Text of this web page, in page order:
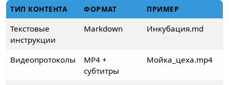
ТИП КОНТЕНТА ФОРМАТ ПРИМЕР
Текстовые
инструкции
Markdown Инкубация.md
Видеопротоколы
MP4 +
субтитры
Мойка_цеха.mp4